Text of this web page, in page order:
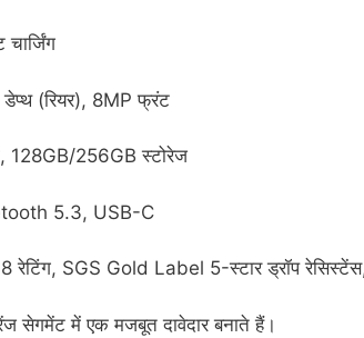
(रियर), 8MP फ्रंट
128GB/256GB स्टोरेज
5.3, USB-C
SGS Gold Label 5-स्टार ड्रॉप रेसिस्टेंस,
सेगमेंट में एक मजबूत दावेदार बनाते हैं।